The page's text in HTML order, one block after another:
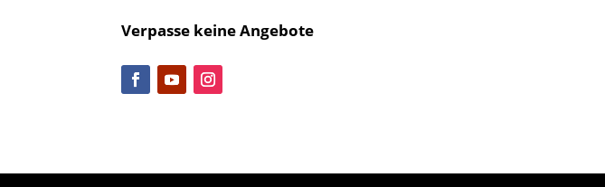
Verpasse keine Angebote